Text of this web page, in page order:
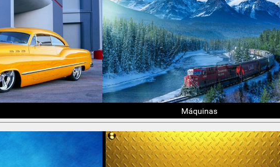
Máquinas